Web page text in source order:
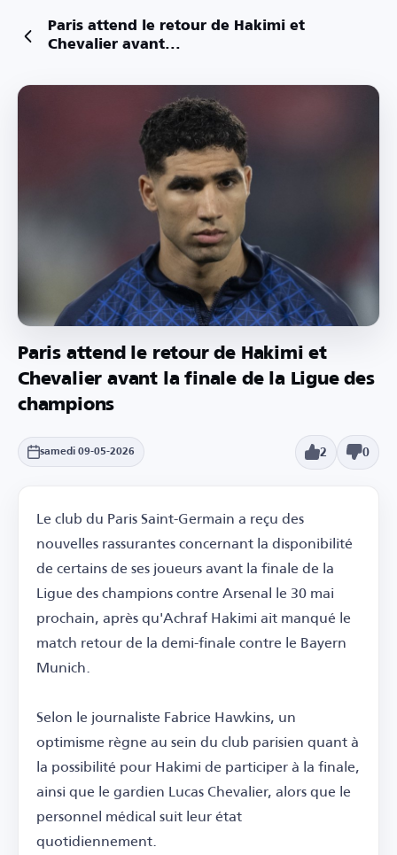
Paris attend le retour de Hakimi et
Chevalier avant...
Paris attend le retour de Hakimi et
Chevalier avant la finale de la Ligue des
champions
samedi 09-05-2026 2 0
Le club du Paris Saint-Germain a reçu des
nouvelles rassurantes concernant la disponibilité
de certains de ses joueurs avant la finale de la
Ligue des champions contre Arsenal le 30 mai
prochain, après qu'Achraf Hakimi ait manqué le
match retour de la demi-finale contre le Bayern
Munich.
Selon le journaliste Fabrice Hawkins, un
optimisme règne au sein du club parisien quant à
la possibilité pour Hakimi de participer à la finale,
ainsi que le gardien Lucas Chevalier, alors que le
personnel médical suit leur état
quotidiennement.